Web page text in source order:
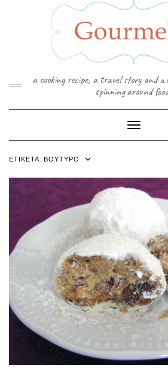
a cooking recipe, a travel story and
spinning around
Toggle
ΕΤΙΚΈΤΑ: ΒΟΎΤΥΡΟ